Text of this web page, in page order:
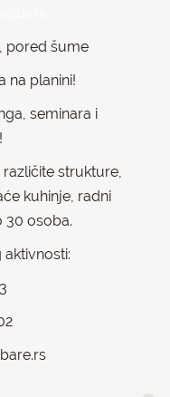
pored šume
na planini!
seminara i
strukture,
kuhinje, radni
30 osoba.